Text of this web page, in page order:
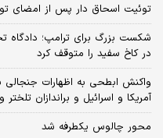
توئیت اسحاق دار پس از امضای
شکست بزرگ برای ترامپ؛ دادگاه
در کاخ سفید را متوقف کرد
واکنش ابطحی به اظهارات جنجالی
آمریکا و اسرائیل و براندازان
محور چالوس یکطرفه شد